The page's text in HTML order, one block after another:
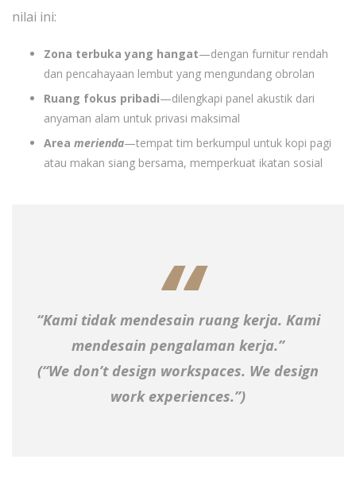
nilai ini:
Zona terbuka yang hangat—dengan furnitur rendah
dan pencahayaan lembut yang mengundang obrolan
Ruang fokus pribadi—dilengkapi panel akustik dari
anyaman alam untuk privasi maksimal
Area merienda—tempat tim berkumpul untuk kopi pagi
atau makan siang bersama, memperkuat ikatan sosial
“Kami tidak mendesain ruang kerja. Kami
mendesain pengalaman kerja.”
(“We don’t design workspaces. We design
work experiences.”)